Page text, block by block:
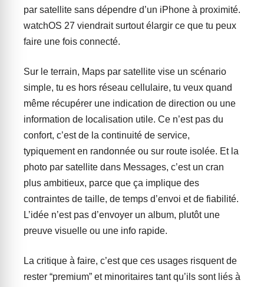
par satellite sans dépendre d’un iPhone à proximité.
watchOS 27 viendrait surtout élargir ce que tu peux
faire une fois connecté.
Sur le terrain, Maps par satellite vise un scénario
simple, tu es hors réseau cellulaire, tu veux quand
même récupérer une indication de direction ou une
information de localisation utile. Ce n’est pas du
confort, c’est de la continuité de service,
typiquement en randonnée ou sur route isolée. Et la
photo par satellite dans Messages, c’est un cran
plus ambitieux, parce que ça implique des
contraintes de taille, de temps d’envoi et de fiabilité.
L’idée n’est pas d’envoyer un album, plutôt une
preuve visuelle ou une info rapide.
La critique à faire, c’est que ces usages risquent de
rester “premium” et minoritaires tant qu’ils sont liés à